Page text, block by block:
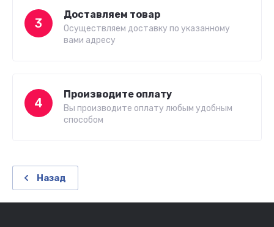
3
Доставляем товар
Осуществляем доставку по указанному
вами адресу
4
Производите оплату
Вы производите оплату любым удобным
способом
Назад